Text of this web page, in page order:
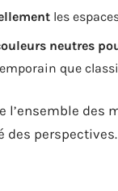
les
neutres
que
l’ensemble des
des